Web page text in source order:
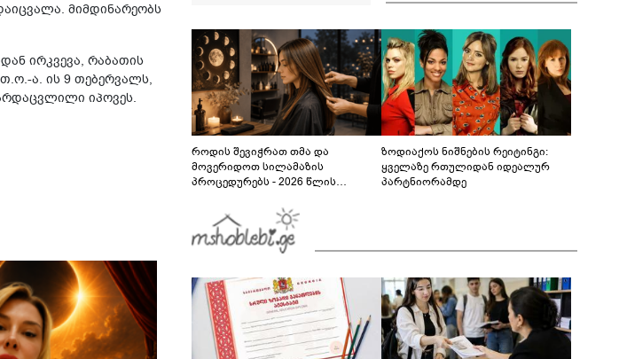
მიმდინარეობს
ირკვევა, რაბათის
ა. ის 9 თებერვალს,
იპოვეს.
როდის შევიჭრათ თმა და
მოვერიდოთ სილამაზის
პროცედურებს - 2026 წლის
გზამკვლევი
ზოდიაქოს ნიშნების რეიტინგი:
ყველაზე რთულიდან იდეალურ
პარტნიორამდე